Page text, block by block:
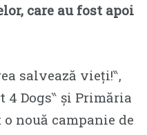
care au fost apoi
salvează vieți!‶,
4 Dogs‶ și Primăria
nouă campanie de